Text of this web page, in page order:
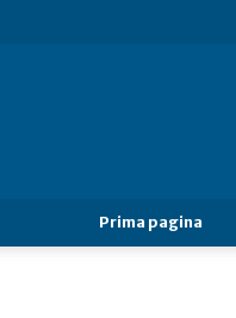
Prima pagina